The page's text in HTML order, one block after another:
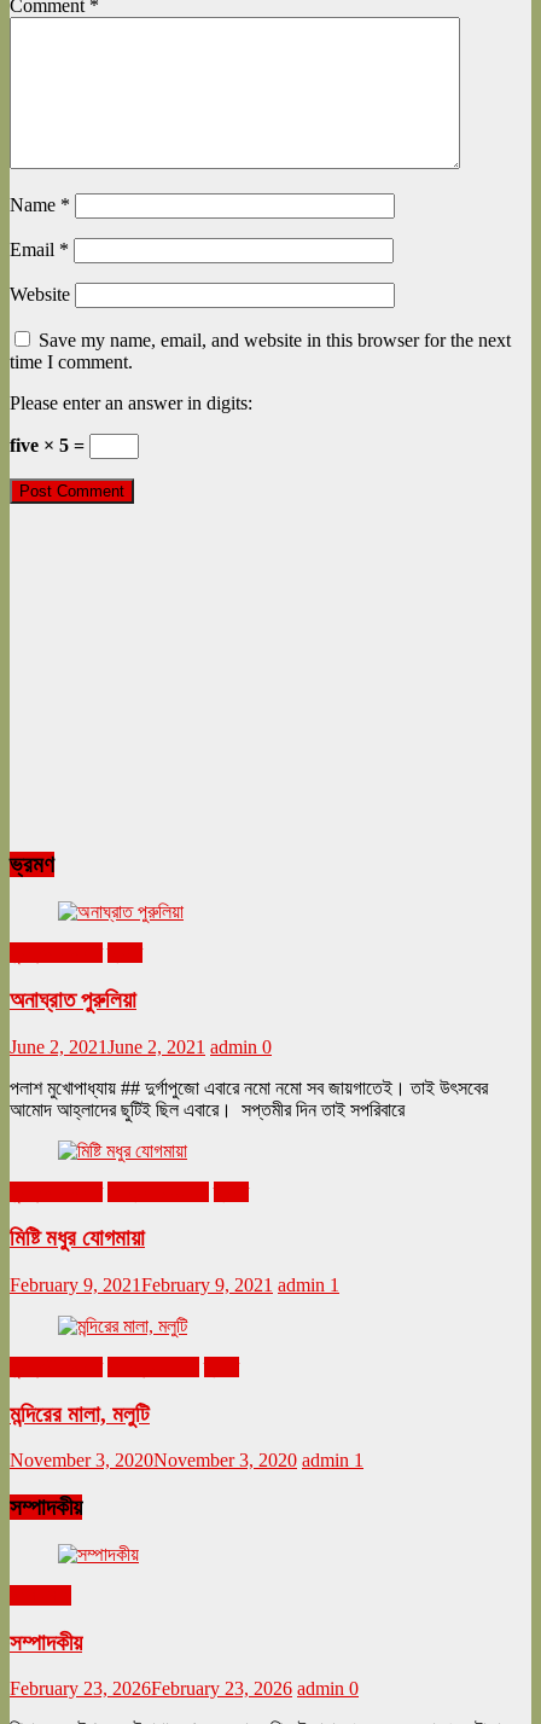
Comment *
Name *
Email *
Website
Save my name, email, and website in this browser for the next
time I comment.
Please enter an answer in digits:
five × 5 =
ভ্রমণ
অনাঘ্রাত পুরুলিয়া
June 2, 2021June 2, 2021 admin 0
পলাশ মুখোপাধ্যায় ## দুর্গাপুজো এবারে নমো নমো সব জায়গাতেই। তাই উৎসবের
আমোদ আহ্লাদের ছুটিই ছিল এবারে। সপ্তমীর দিন তাই সপরিবারে
মিষ্টি মধুর যোগমায়া
February 9, 2021February 9, 2021 admin 1
মন্দিরের মালা, মলুটি
November 3, 2020November 3, 2020 admin 1
সম্পাদকীয়
সম্পাদকীয়
February 23, 2026February 23, 2026 admin 0